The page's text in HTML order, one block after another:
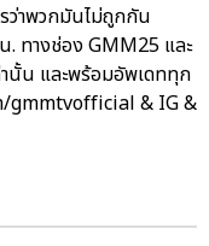
ว่าพวกมันไม่ถูกกัน
. ทางช่อง GMM25 และ
นั้น และพร้อมอัพเดททุก
gmmtvofficial & IG &